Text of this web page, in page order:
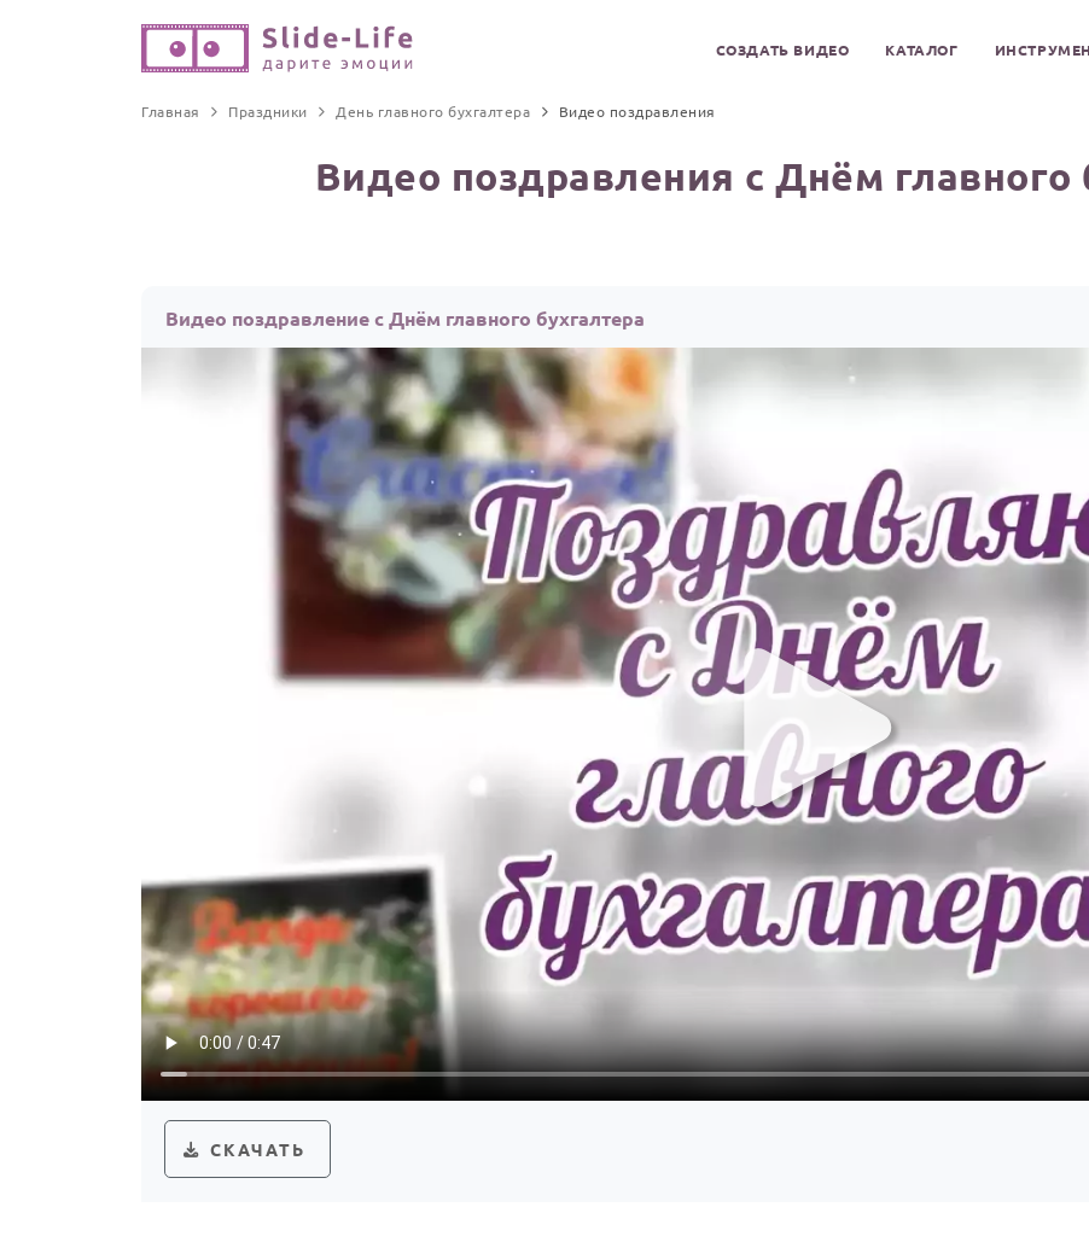
СОЗДАТЬ ВИДЕО КАТАЛОГ
Главная Праздники День главного бухгалтера Видео поздравления
Видео поздравления с Днём главного
Видео поздравление с Днём главного бухгалтера
СКАЧАТЬ